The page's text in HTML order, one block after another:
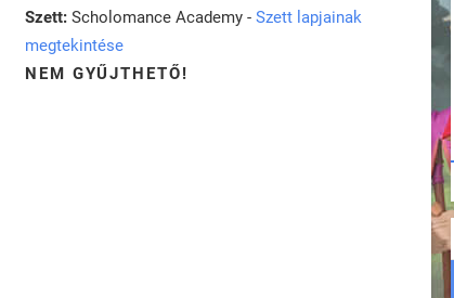
Szett: Scholomance Academy - Szett lapjainak
megtekintése
NEM GYŰJTHETŐ!